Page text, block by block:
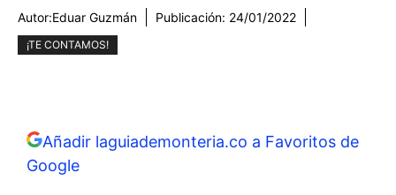
Autor:Eduar Guzmán Publicación: 24/01/2022
¡TE CONTAMOS!
Añadir laguiademonteria.co a Favoritos de
Google